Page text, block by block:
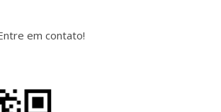
em contato!